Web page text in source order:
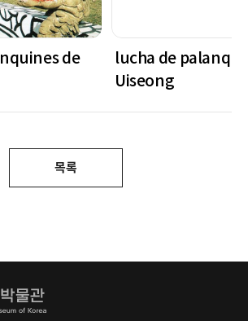
de
lucha de
Uiseong
목록